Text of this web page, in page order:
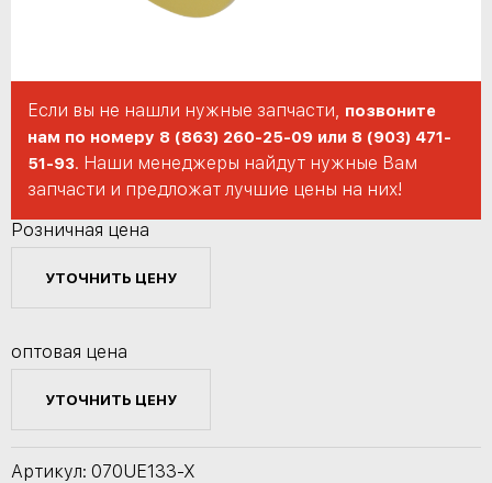
Если вы не нашли нужные запчасти, позвоните
нам по номеру 8 (863) 260-25-09 или 8 (903) 471-
51-93. Наши менеджеры найдут нужные Вам
запчасти и предложат лучшие цены на них!
Розничная цена
УТОЧНИТЬ ЦЕНУ
оптовая цена
УТОЧНИТЬ ЦЕНУ
Артикул: 070UE133-X